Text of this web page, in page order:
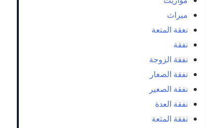
ميراث
نغقة المتعة
نفقة
نفقة الزوجة
نفقة الصغار
نفقة الصغير
نفقة العدة
نفقة المتعة